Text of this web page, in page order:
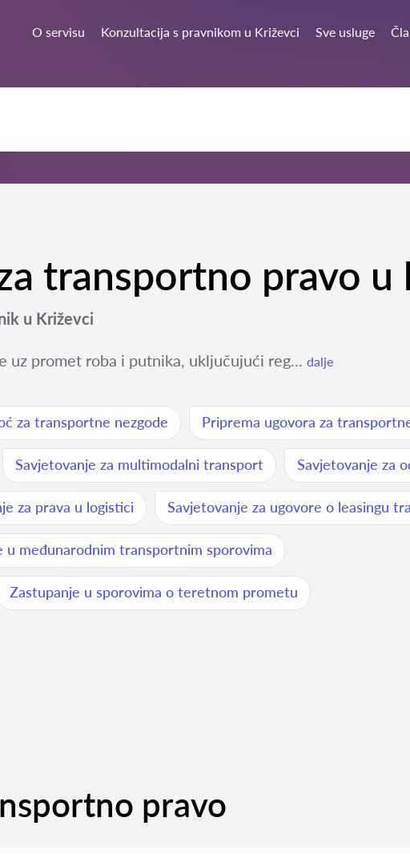
O servisu Konzultacija s pravnikom u Križevci Sve usluge
transportno pravo u
u Križevci
uz promet roba i putnika, uključujući reg... dalje
za transportne nezgode Priprema ugovora za
Savjetovanje za multimodalni transport Savjetovanje za
za prava u logistici Savjetovanje za ugovore o leasingu
u međunarodnim transportnim sporovima
Zastupanje u sporovima o teretnom prometu
pravo